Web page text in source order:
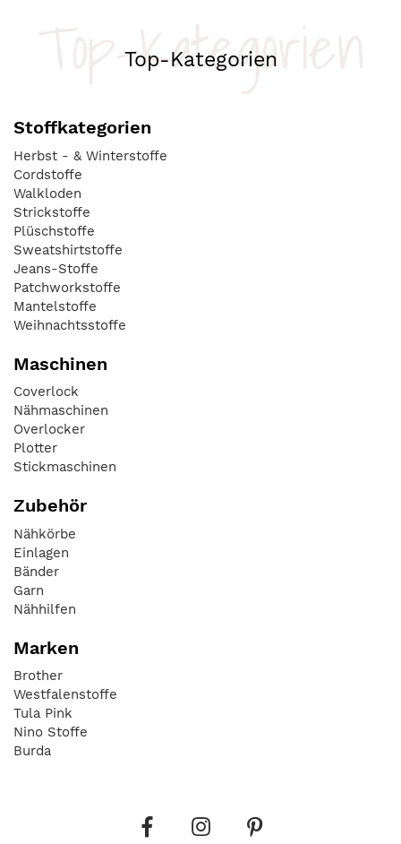
Top-Kategorien
Top-Kategorien
Stoffkategorien
Herbst - & Winterstoffe
Cordstoffe
Walkloden
Strickstoffe
Plüschstoffe
Sweatshirtstoffe
Jeans-Stoffe
Patchworkstoffe
Mantelstoffe
Weihnachtsstoffe
Maschinen
Coverlock
Nähmaschinen
Overlocker
Plotter
Stickmaschinen
Zubehör
Nähkörbe
Einlagen
Bänder
Garn
Nähhilfen
Marken
Brother
Westfalenstoffe
Tula Pink
Nino Stoffe
Burda